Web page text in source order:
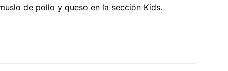
de pollo y queso en la sección Kids.